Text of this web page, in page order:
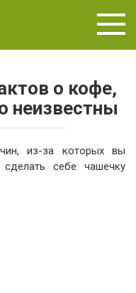
о кофе,
неизвестны
из-за которых вы
себе чашечку